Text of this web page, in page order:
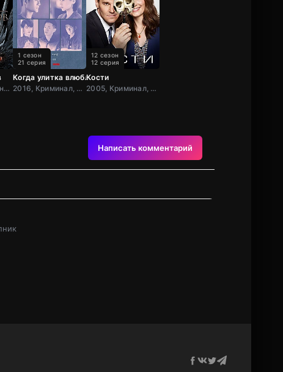
2011, Приключения, Фэнтези, Блокбастер, Мистический, Боевик, Зарубежный, Мелодрама, Драма, США,
Когда улитка влюблена
2016, Криминал, Боевик, Триллер, Мелодрама, Китай
1 сезон
21 серия
Кости
2005, Криминал, Детектив, Комедия, Зарубежный, Мелодрама, Драма, США
12 сезон
12 серия
Написать комментарий